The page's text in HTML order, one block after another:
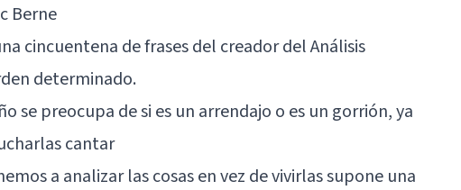
Berne
cincuentena de frases del creador del Análisis
determinado.
se preocupa de si es un arrendajo o es un gorrión, ya
cantar
a analizar las cosas en vez de vivirlas supone una